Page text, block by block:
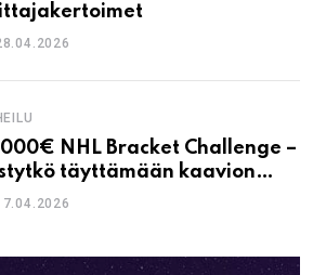
000€ NHL Bracket Challenge –
täyttämään kaavion